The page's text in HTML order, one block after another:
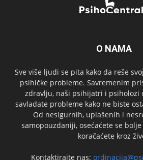
O NAMA
Sve više ljudi se pita kako da reše
psihičke probleme. Savremenim
zdravlju, naši psihijatri i psiholozi
savladate probleme kako ne biste
Od nesigurnih, uplašenih i
samopouzdaniji, osećaćete se
koračaćete kroz
Kontaktirajte nas: